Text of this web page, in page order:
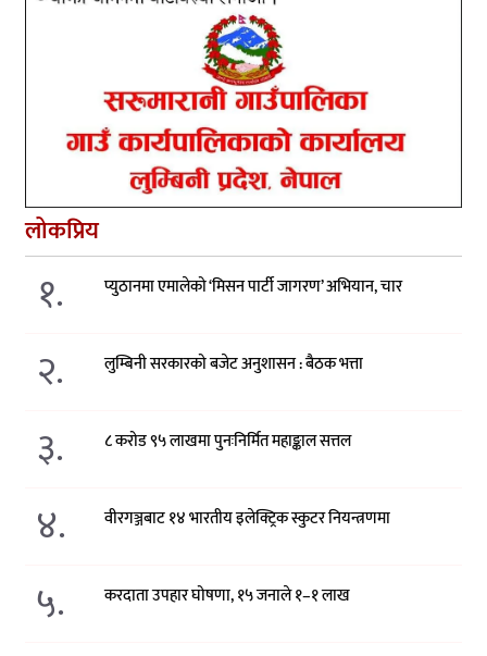
लोकप्रिय
१. प्युठानमा एमालेको ‘मिसन पार्टी जागरण’ अभियान, चार
२. लुम्बिनी सरकारको बजेट अनुशासन : बैठक भत्ता
३. ८ करोड ९५ लाखमा पुनःनिर्मित महाङ्काल सत्तल
४. वीरगञ्जबाट १४ भारतीय इलेक्ट्रिक स्कुटर नियन्त्रणमा
५. करदाता उपहार घोषणा, १५ जनाले १–१ लाख